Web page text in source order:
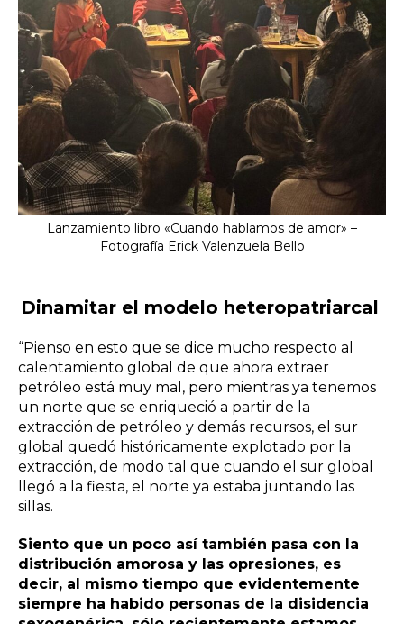
Lanzamiento libro «Cuando hablamos de amor» –
Fotografía Erick Valenzuela Bello
Dinamitar el modelo heteropatriarcal
“Pienso en esto que se dice mucho respecto al
calentamiento global de que ahora extraer
petróleo está muy mal, pero mientras ya tenemos
un norte que se enriqueció a partir de la
extracción de petróleo y demás recursos, el sur
global quedó históricamente explotado por la
extracción, de modo tal que cuando el sur global
llegó a la fiesta, el norte ya estaba juntando las
sillas.
Siento que un poco así también pasa con la
distribución amorosa y las opresiones, es
decir, al mismo tiempo que evidentemente
siempre ha habido personas de la disidencia